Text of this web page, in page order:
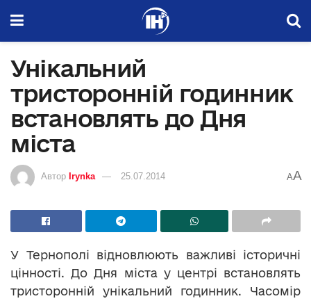
Унікальний
тристоронній годинник
встановлять до Дня
міста
Автор Irynka 25.07.2014 AA
У Тернополі відновлюють важливі історичні
цінності. До Дня міста у центрі встановлять
тристоронній унікальний годинник. Часомір